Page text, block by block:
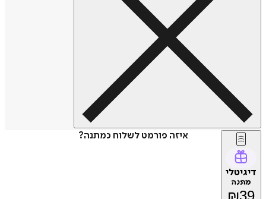
איזה פורמט לשלוח כמתנה?
דיגיטלי
מתנה
₪39